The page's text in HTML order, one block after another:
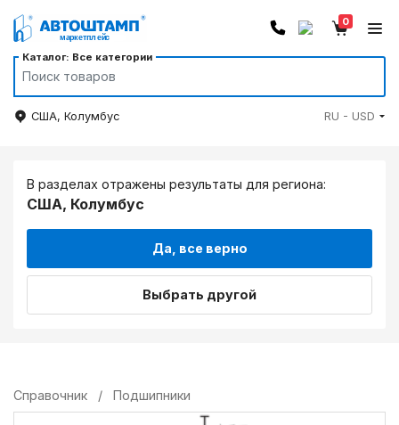
Каталог: Все категории
0
США, Колумбус RU - USD
В разделах отражены результаты для региона:
США, Колумбус
Да, все верно
Выбрать другой
Справочник / Подшипники